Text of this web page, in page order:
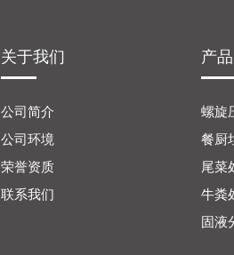
关于我们
公司简介
公司环境
荣誉资质
联系我们
产
螺旋
餐厨
尾菜
牛粪
固液